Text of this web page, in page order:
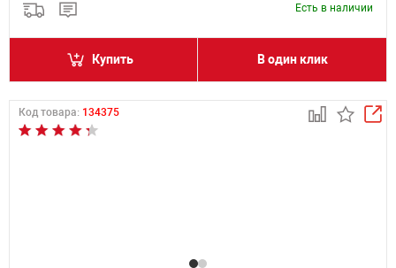
Есть в наличии
Купить В один клик
Код товара: 134375